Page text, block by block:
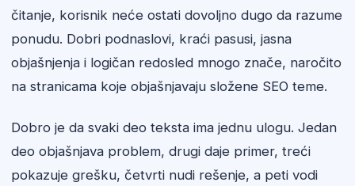
čitanje, korisnik neće ostati dovoljno dugo da razume
ponudu. Dobri podnaslovi, kraći pasusi, jasna
objašnjenja i logičan redosled mnogo znače, naročito
na stranicama koje objašnjavaju složene SEO teme.
Dobro je da svaki deo teksta ima jednu ulogu. Jedan
deo objašnjava problem, drugi daje primer, treći
pokazuje grešku, četvrti nudi rešenje, a peti vodi